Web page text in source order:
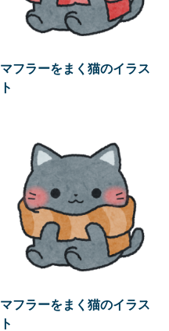
マフラーをまく猫のイラス
ト
マフラーをまく猫のイラス
ト